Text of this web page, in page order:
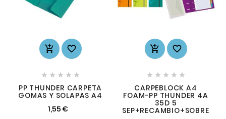
 
    
PP THUNDER CARPETA
GOMAS Y SOLAPAS A4
1,55 €
 
    
CARPEBLOCK A4
FOAM-PP THUNDER 4A
35D 5
SEP+RECAMBIO+SOBRE